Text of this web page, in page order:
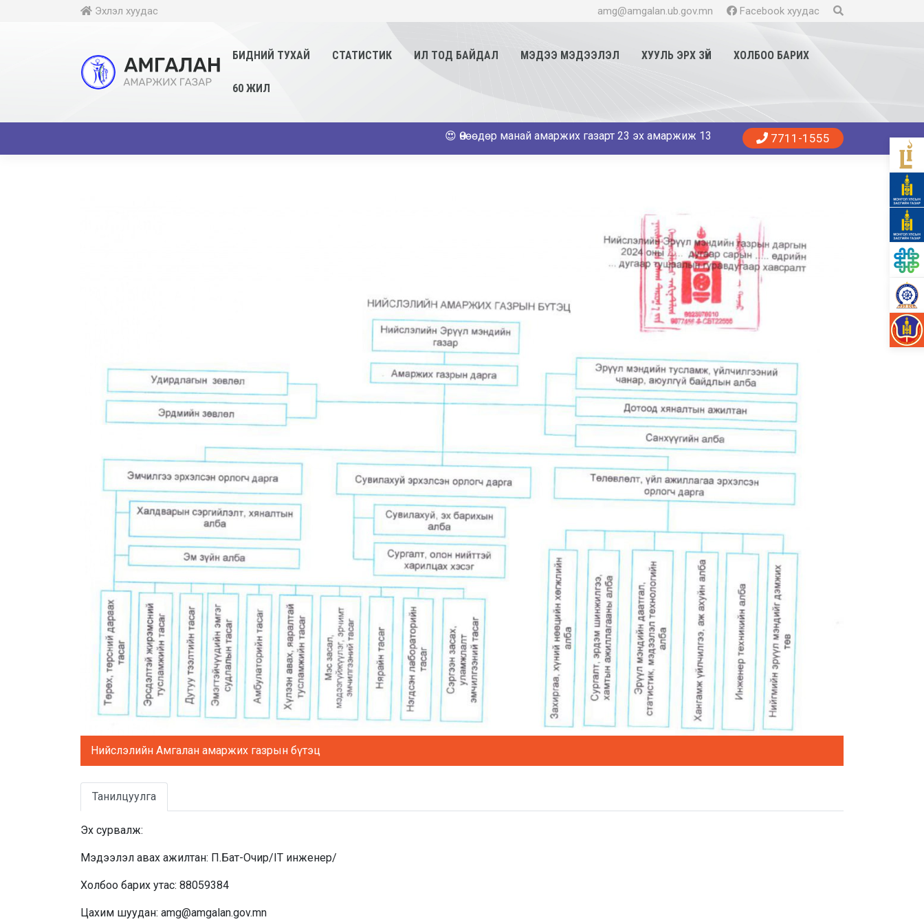
Эхлэл хуудас amg@amgalan.ub.gov.mn Facebook хуудас
БИДНИЙ ТУХАЙ СТАТИСТИК ИЛ ТОД БАЙДАЛ МЭДЭЭ МЭДЭЭЛЭЛ ХУУЛЬ ЭРХ ЗҮЙ ХОЛБОО БАРИХ
60 ЖИЛ
😍 Өнөөдөр манай амаржих газарт 23 эх амаржиж 13 хүү, 11 охин мэндэллээ. Танд эрүүл энхийг
7711-1555
Нийслэлийн Амгалан амаржих газрын бүтэц
Танилцуулга
Эх сурвалж:
Мэдээлэл авах ажилтан: П.Бат-Очир/IT инженер/
Холбоо барих утас: 88059384
Цахим шуудан: amg@amgalan.gov.mn